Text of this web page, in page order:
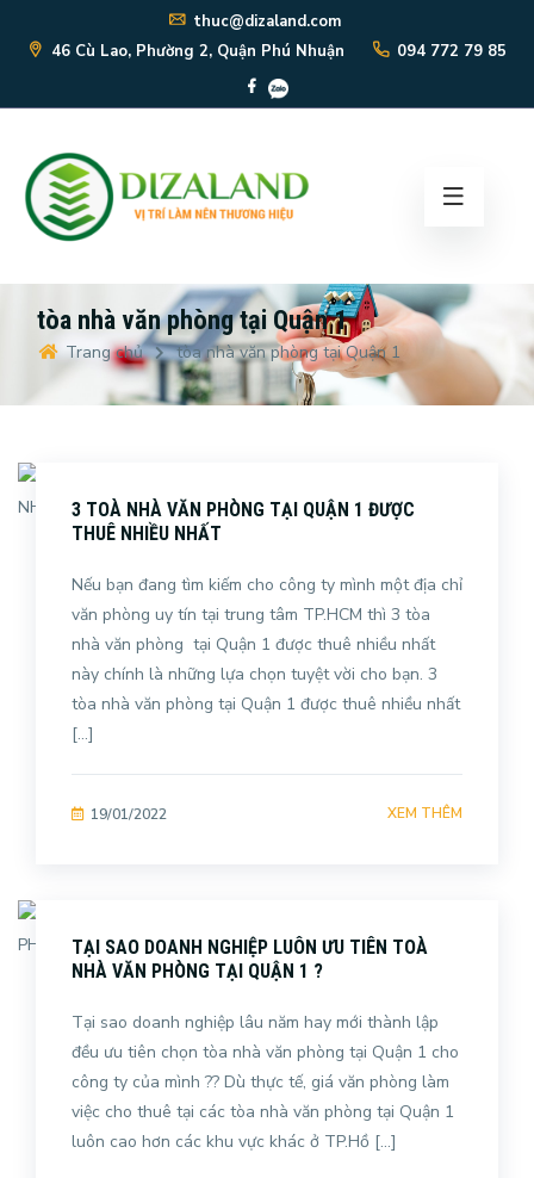
thuc@dizaland.com
46 Cù Lao, Phường 2, Quận Phú Nhuận
094 772 79 85
tòa nhà văn phòng tại Quận 1
Trang chủ tòa nhà văn phòng tại Quận 1
3 TOÀ NHÀ VĂN PHÒNG TẠI QUẬN 1 ĐƯỢC
THUÊ NHIỀU NHẤT
Nếu bạn đang tìm kiếm cho công ty mình một địa chỉ
văn phòng uy tín tại trung tâm TP.HCM thì 3 tòa
nhà văn phòng tại Quận 1 được thuê nhiều nhất
này chính là những lựa chọn tuyệt vời cho bạn. 3
tòa nhà văn phòng tại Quận 1 được thuê nhiều nhất
[…]
19/01/2022 XEM THÊM
TẠI SAO DOANH NGHIỆP LUÔN ƯU TIÊN TOÀ
NHÀ VĂN PHÒNG TẠI QUẬN 1 ?
Tại sao doanh nghiệp lâu năm hay mới thành lập
đều ưu tiên chọn tòa nhà văn phòng tại Quận 1 cho
công ty của mình ?? Dù thực tế, giá văn phòng làm
việc cho thuê tại các tòa nhà văn phòng tại Quận 1
luôn cao hơn các khu vực khác ở TP.Hồ […]